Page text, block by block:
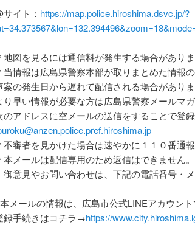
サイト： https://map.police.hiroshima.dsvc.jp/?
地図を見るには通信料が発生する場合がありま
当情報は広島県警察本部が取りまとめた情報
案の発生日から遅れて配信される場合がありま
り早い情報が必要な方は広島県警察メールマ
のアドレスに空メールの送信をすることで登録
不審者を見かけた場合は速やかに１１０番通
本メールは配信専用のため返信はできません。
御意見やお問い合わせは、下記の電話番号・
メールの情報は、広島市公式LINEアカウント
録手続きはコチラ→https://